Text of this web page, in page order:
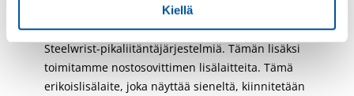
Kiellä
Tarjoamme myös S-kiinnikkeitä (S40-S80) ja
Steelwrist-pikaliitäntäjärjestelmiä. Tämän lisäksi
toimitamme nostosovittimen lisälaitteita. Tämä
erikoislisälaite, joka näyttää sieneltä, kiinnitetään